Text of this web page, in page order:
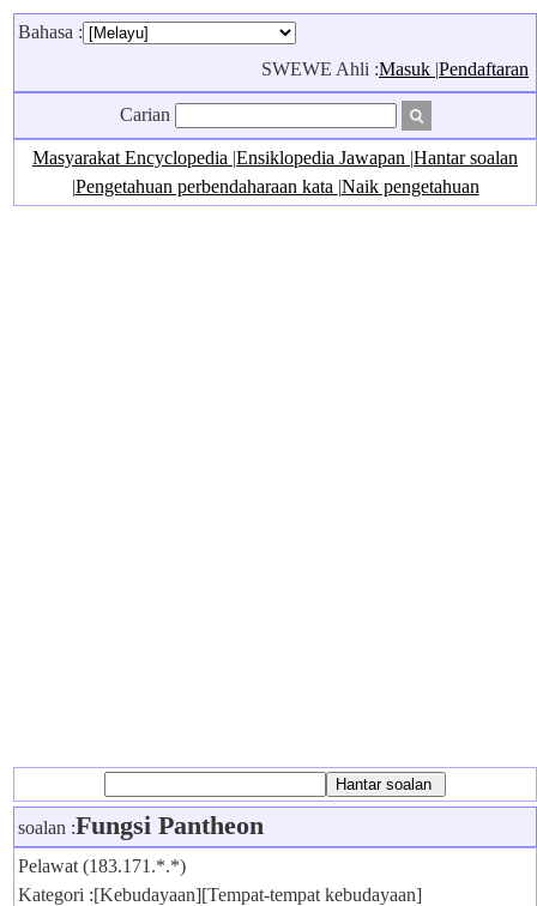
Bahasa :
SWEWE Ahli :Masuk |Pendaftaran
Carian
Masyarakat Encyclopedia |Ensiklopedia Jawapan |Hantar soalan
|Pengetahuan perbendaharaan kata |Naik pengetahuan
soalan :Fungsi Pantheon
Pelawat (183.171.*.*)
Kategori :[Kebudayaan][Tempat-tempat kebudayaan]